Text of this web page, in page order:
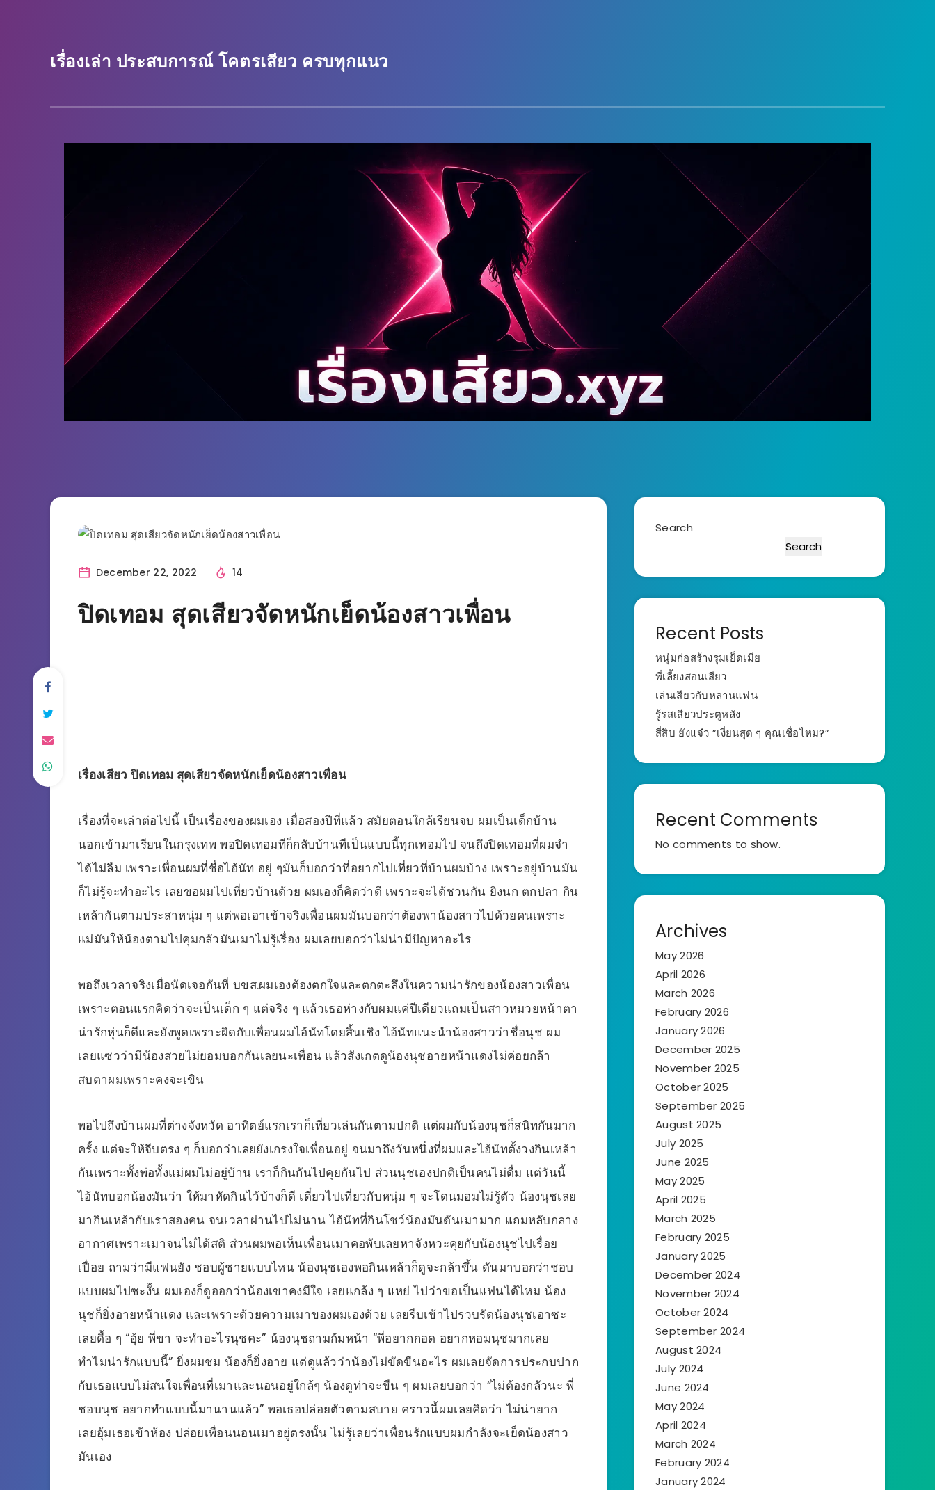
เรื่องเล่า ประสบการณ์ โคตรเสียว ครบทุกแนว
December 22, 2022 14
ปิดเทอม สุดเสียวจัดหนักเย็ดน้องสาวเพื่อน
เรื่องเสียว ปิดเทอม สุดเสียวจัดหนักเย็ดน้องสาวเพื่อน
เรื่องที่จะเล่าต่อไปนี้ เป็นเรื่องของผมเอง เมื่อสองปีที่แล้ว สมัยตอนใกล้เรียนจบ ผมเป็นเด็กบ้าน
นอกเข้ามาเรียนในกรุงเทพ พอปิดเทอมทีก็กลับบ้านทีเป็นแบบนี้ทุกเทอมไป จนถึงปิดเทอมที่ผมจำ
ได้ไม่ลืม เพราะเพื่อนผมที่ชื่อไอ้นัท อยู่ ๆมันก็บอกว่าที่อยากไปเที่ยวที่บ้านผมบ้าง เพราะอยู่บ้านมัน
ก็ไม่รู้จะทำอะไร เลยขอผมไปเที่ยวบ้านด้วย ผมเองก็คิดว่าดี เพราะจะได้ชวนกัน ยิงนก ตกปลา กิน
เหล้ากันตามประสาหนุ่ม ๆ แต่พอเอาเข้าจริงเพื่อนผมมันบอกว่าต้องพาน้องสาวไปด้วยคนเพราะ
แม่มันให้น้องตามไปคุมกลัวมันเมาไม่รู้เรื่อง ผมเลยบอกว่าไม่น่ามีปัญหาอะไร
พอถึงเวลาจริงเมื่อนัดเจอกันที่ บขส.ผมเองต้องตกใจและตกตะลึงในความน่ารักของน้องสาวเพื่อน
เพราะตอนแรกคิดว่าจะเป็นเด็ก ๆ แต่จริง ๆ แล้วเธอห่างกับผมแค่ปีเดียวแถมเป็นสาวหมวยหน้าตา
น่ารักหุ่นก็ดีและยังพูดเพราะผิดกับเพื่อนผมไอ้นัทโดยสิ้นเชิง ไอ้นัทแนะนำน้องสาวว่าชื่อนุช ผม
เลยแซวว่ามีน้องสวยไม่ยอมบอกกันเลยนะเพื่อน แล้วสังเกตดูน้องนุชอายหน้าแดงไม่ค่อยกล้า
สบตาผมเพราะคงจะเขิน
พอไปถึงบ้านผมที่ต่างจังหวัด อาทิตย์แรกเราก็เที่ยวเล่นกันตามปกติ แต่ผมกับน้องนุชก็สนิทกันมาก
ครั้ง แต่จะให้จีบตรง ๆ ก็บอกว่าเลยยังเกรงใจเพื่อนอยู่ จนมาถึงวันหนึ่งที่ผมและไอ้นัทตั้งวงกินเหล้า
กันเพราะทั้งพ่อทั้งแม่ผมไม่อยู่บ้าน เราก็กินกันไปคุยกันไป ส่วนนุชเองปกติเป็นคนไม่ดื่ม แต่วันนี้
ไอ้นัทบอกน้องมันว่า ให้มาหัดกินไว้บ้างก็ดี เดี๋ยวไปเที่ยวกับหนุ่ม ๆ จะโดนมอมไม่รู้ตัว น้องนุชเลย
มากินเหล้ากับเราสองคน จนเวลาผ่านไปไม่นาน ไอ้นัทที่กินโชว์น้องมันดันเมามาก แถมหลับกลาง
อากาศเพราะเมาจนไม่ได้สติ ส่วนผมพอเห็นเพื่อนเมาคอพับเลยหาจังหวะคุยกับน้องนุชไปเรื่อย
เปื่อย ถามว่ามีแฟนยัง ชอบผู้ชายแบบไหน น้องนุชเองพอกินเหล้าก็ดูจะกล้าขึ้น ดันมาบอกว่าชอบ
แบบผมไปซะงั้น ผมเองก็ดูออกว่าน้องเขาคงมีใจ เลยแกล้ง ๆ แหย่ ไปว่าขอเป็นแฟนได้ไหม น้อง
นุชก็ยิ่งอายหน้าแดง และเพราะด้วยความเมาของผมเองด้วย เลยรีบเข้าไปรวบรัดน้องนุชเอาซะ
เลยดื้อ ๆ “อุ้ย พี่ขา จะทำอะไรนุชคะ” น้องนุชถามก้มหน้า “พี่อยากกอด อยากหอมนุชมากเลย
ทำไมน่ารักแบบนี้” ยิ่งผมชม น้องก็ยิ่งอาย แต่ดูแล้วว่าน้องไม่ขัดขืนอะไร ผมเลยจัดการประกบปาก
กับเธอแบบไม่สนใจเพื่อนที่เมาและนอนอยู่ใกล้ๆ น้องดูท่าจะขืน ๆ ผมเลยบอกว่า “ไม่ต้องกลัวนะ พี่
ชอบนุช อยากทำแบบนี้มานานแล้ว” พอเธอปล่อยตัวตามสบาย คราวนี้ผมเลยคิดว่า ไม่น่ายาก
เลยอุ้มเธอเข้าห้อง ปล่อยเพื่อนนอนเมาอยู่ตรงนั้น ไม่รู้เลยว่าเพื่อนรักแบบผมกำลังจะเย็ดน้องสาว
มันเอง
Search
Search
Recent Posts
หนุ่มก่อสร้างรุมเย็ดเมีย
พี่เลี้ยงสอนเสียว
เล่นเสียวกับหลานแฟน
รู้รสเสียวประตูหลัง
สี่สิบ ยังแจ๋ว ”เงี่ยนสุด ๆ คุณเชื่อไหม?”
Recent Comments
No comments to show.
Archives
May 2026
April 2026
March 2026
February 2026
January 2026
December 2025
November 2025
October 2025
September 2025
August 2025
July 2025
June 2025
May 2025
April 2025
March 2025
February 2025
January 2025
December 2024
November 2024
October 2024
September 2024
August 2024
July 2024
June 2024
May 2024
April 2024
March 2024
February 2024
January 2024